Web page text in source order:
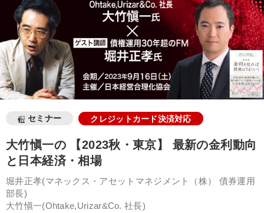
セミナー クレジットカード決済対応
大竹愼一の 【2023秋・東京】 最新の金利動向
と日本経済・相場
堀井正孝(マネックス・アセットマネジメント（株） 債券運用
部長)
大竹愼一(Ohtake,Urizar&Co. 社長)